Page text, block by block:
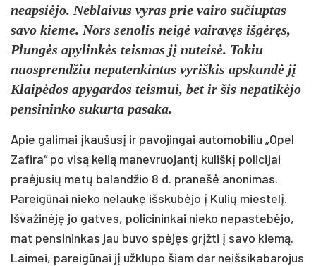
neapsiėjo. Neblaivus vyras prie vairo sučiuptas
savo kieme. Nors senolis neigė vairavęs išgėręs,
Plungės apylinkės teismas jį nuteisė. Tokiu
nuosprendžiu nepatenkintas vyriškis apskundė jį
Klaipėdos apygardos teismui, bet ir šis nepatikėjo
pensininko sukurta pasaka.
Apie galimai įkaušusį ir pavojingai automobiliu „Opel
Zafira“ po visą kelią manevruojantį kuliškį policijai
praėjusių metų balandžio 8 d. pranešė anonimas.
Pareigūnai nieko nelaukę išskubėjo į Kulių miestelį.
Išvažinėję jo gatves, policininkai nieko nepastebėjo,
mat pensininkas jau buvo spėjęs grįžti į savo kiemą.
Laimei, pareigūnai jį užklupo šiam dar neišsikabarojus